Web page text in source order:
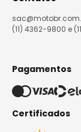
(11) 4362-9800 e
Pagamentos
Certificados